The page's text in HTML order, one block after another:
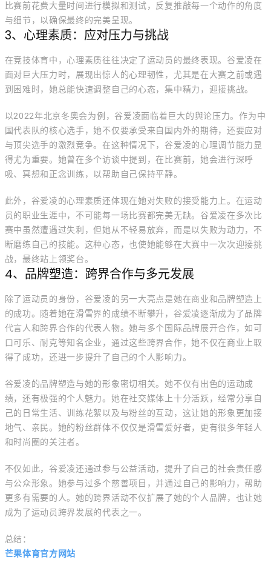
比赛前花费大量时间进行模拟和测试，反复推敲每一个动作的角度
与细节，以确保最终的完美呈现。
3、心理素质：应对压力与挑战
在竞技体育中，心理素质往往决定了运动员的最终表现。谷爱凌在
面对巨大压力时，展现出惊人的心理韧性，尤其是在大赛之前或遇
到困难时，她总能快速调整自己的心态，集中精力，迎接挑战。
以2022年北京冬奥会为例，谷爱凌面临着巨大的舆论压力。作为中
国代表队的核心选手，她不仅要承受来自国内外的期待，还要应对
与顶尖选手的激烈竞争。在这种情况下，谷爱凌的心理调节能力显
得尤为重要。她曾在多个访谈中提到，在比赛前，她会进行深呼
吸、冥想和正念训练，以帮助自己保持平静。
此外，谷爱凌的心理素质还体现在她对失败的接受能力上。在运动
员的职业生涯中，不可能每一场比赛都完美无缺。谷爱凌在多次比
赛中虽然遭遇过失利，但她从不轻易放弃，而是以失败为动力，不
断磨练自己的技能。这种心态，也使她能够在大赛中一次次迎接挑
战，最终站上领奖台。
4、品牌塑造：跨界合作与多元发展
除了运动员的身份，谷爱凌的另一大亮点是她在商业和品牌塑造上
的成功。随着她在滑雪界的成绩不断攀升，谷爱凌逐渐成为了品牌
代言人和跨界合作的代表人物。她与多个国际品牌展开合作，如可
口可乐、耐克等知名企业，通过这些跨界合作，她不仅在商业上取
得了成功，还进一步提升了自己的个人影响力。
谷爱凌的品牌塑造与她的形象密切相关。她不仅有出色的运动成
绩，还有极强的个人魅力。她在社交媒体上十分活跃，经常分享自
己的日常生活、训练花絮以及与粉丝的互动，这让她的形象更加接
地气、亲民。她的粉丝群体不仅仅是滑雪爱好者，更有很多年轻人
和时尚圈的关注者。
不仅如此，谷爱凌还通过参与公益活动，提升了自己的社会责任感
与公众形象。她参与过多个慈善项目，并通过自己的影响力，帮助
更多有需要的人。她的跨界活动不仅扩展了她的个人品牌，也让她
成为了运动员跨界发展的代表之一。
总结：
芒果体育官方网站